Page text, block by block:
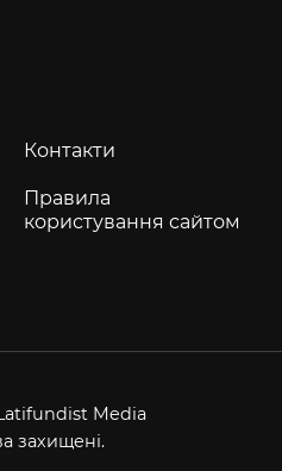
Контакти
Правила
користування сайтом
Media
захищені.